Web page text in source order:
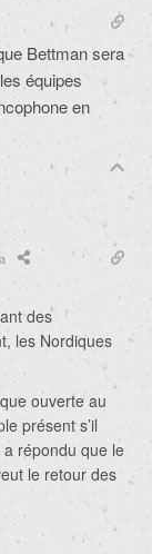
Bettman sera
équipes
en
des
les Nordiques
ouverte au
présent s’il
répondu que le
le retour des